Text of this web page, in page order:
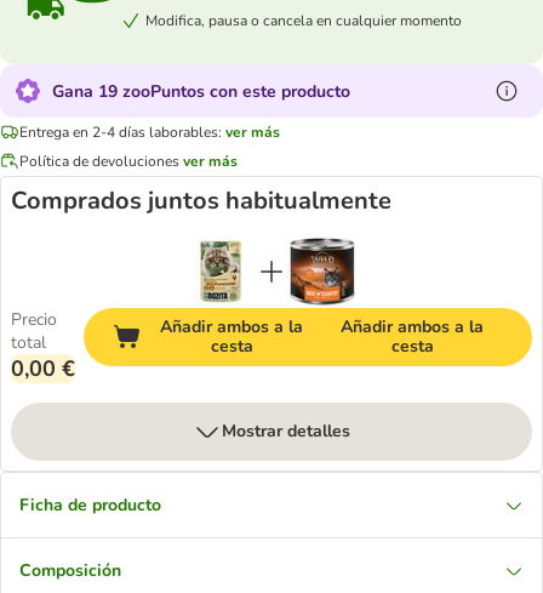
Modifica, pausa o cancela en cualquier momento
Gana 19 zooPuntos con este producto
Entrega en 2-4 días laborables: ver más
Política de devolucionesver más
Comprados juntos habitualmente
Precio
total
0,00 €
Añadir ambos a la
cesta
Añadir ambos a la
cesta
Mostrar detalles
Ficha de producto
Composición